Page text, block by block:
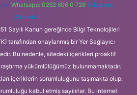
Whatsapp: 0262 606 0 726 Telegram:
@karabul
Sayılı Kanun gereğince Bilgi Teknolojileri
tarafından onaylanmış bir Yer Sağlayıcı
Bu nedenle, sitedeki içerikleri proaktif
yükümlülüğümüz bulunmamaktadır.
içeriklerin sorumluluğunu taşımakta olup,
kabul etmiş sayılırlar. Bu internet